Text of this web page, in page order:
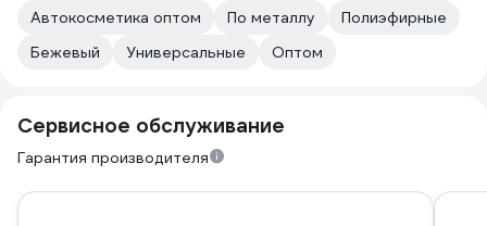
Автокосметика оптом По металлу
Полиэфирные
Бежевый
Универсальные Оптом
Сервисное обслуживание
Гарантия производителя